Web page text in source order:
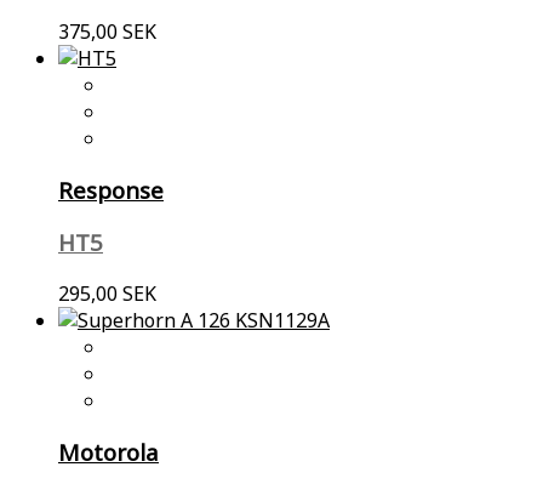
375,00 SEK
Response
HT5
295,00 SEK
Motorola